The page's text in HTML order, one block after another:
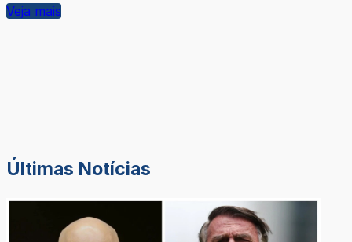
Veja mais
Últimas Notícias